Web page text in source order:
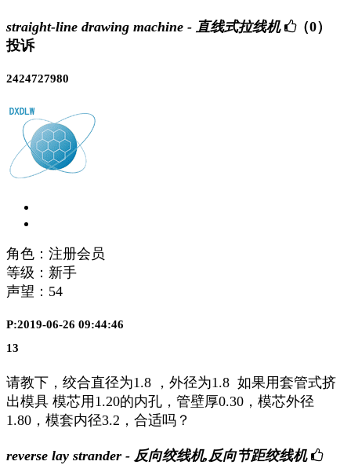
straight-line drawing machine - 直线式拉线机
（0）
投诉
2424727980
角色：注册会员
等级：新手
声望： 54
P:2019-06-26 09:44:46
13
请教下，绞合直径为1.8 ，外径为1.8 如果用套管式挤
出模具 模芯用1.20的内孔，管壁厚0.30，模芯外径
1.80，模套内径3.2，合适吗？
reverse lay strander - 反向绞线机,反向节距绞线机